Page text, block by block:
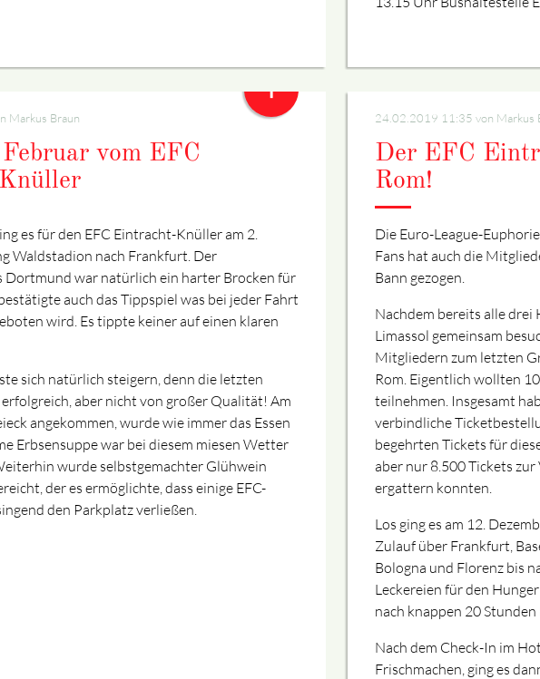
Markus Braun
vom EFC
es für den EFC Eintracht-Knüller am 2.
Waldstadion nach Frankfurt. Der
Dortmund war natürlich ein harter Brocken für
auch das Tippspiel was bei jeder Fahrt
wird. Es tippte keiner auf einen klaren
sich natürlich steigern, denn die letzten
aber nicht von großer Qualität! Am
angekommen, wurde wie immer das Essen
Erbsensuppe war bei diesem miesen Wetter
wurde selbstgemachter Glühwein
der es ermöglichte, dass einige EFC-
den Parkplatz verließen.
+
24.02.2019 11:35 von Markus
Der EFC
Rom!
Die Euro-League-
Fans hat auch die
Bann gezogen.
Nachdem bereits alle drei
Limassol gemeinsam
Mitgliedern zum letzten
Rom. Eigentlich wollten
teilnehmen. Insgesamt
verbindliche
begehrten Tickets für
aber nur 8.500 Tickets
ergattern konnten.
Los ging es am 12.
Zulauf über Frankfurt,
Bologna und Florenz bis
Leckereien für den
nach knappen 20
Nach dem Check-In im
Frischmachen, ging es